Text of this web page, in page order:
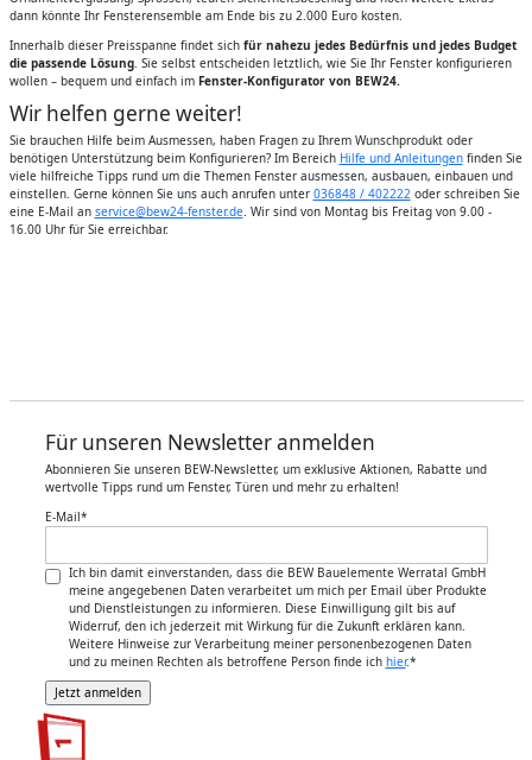
dann könnte Ihr Fensterensemble am Ende bis zu 2.000 Euro kosten.
Innerhalb dieser Preisspanne findet sich für nahezu jedes Bedürfnis und jedes Budget
die passende Lösung. Sie selbst entscheiden letztlich, wie Sie Ihr Fenster konfigurieren
wollen – bequem und einfach im Fenster-Konfigurator von BEW24.
Wir helfen gerne weiter!
Sie brauchen Hilfe beim Ausmessen, haben Fragen zu Ihrem Wunschprodukt oder
benötigen Unterstützung beim Konfigurieren? Im Bereich Hilfe und Anleitungenfinden Sie
viele hilfreiche Tipps rund um die Themen Fenster ausmessen, ausbauen, einbauen und
einstellen. Gerne können Sie uns auch anrufen unter 036848 / 402222oder schreiben Sie
eine E-Mail an service@bew24-fenster.de. Wir sind von Montag bis Freitag von 9.00 -
16.00 Uhr für Sie erreichbar.
Für unseren Newsletter anmelden
Abonnieren Sie unseren BEW-Newsletter, um exklusive Aktionen, Rabatte und
wertvolle Tipps rund um Fenster, Türen und mehr zu erhalten!
E-Mail*
Ich bin damit einverstanden, dass die BEW Bauelemente Werratal GmbH
meine angegebenen Daten verarbeitet um mich per Email über Produkte
und Dienstleistungen zu informieren. Diese Einwilligung gilt bis auf
Widerruf, den ich jederzeit mit Wirkung für die Zukunft erklären kann.
Weitere Hinweise zur Verarbeitung meiner personenbezogenen Daten
und zu meinen Rechten als betroffene Person finde ich hier.*